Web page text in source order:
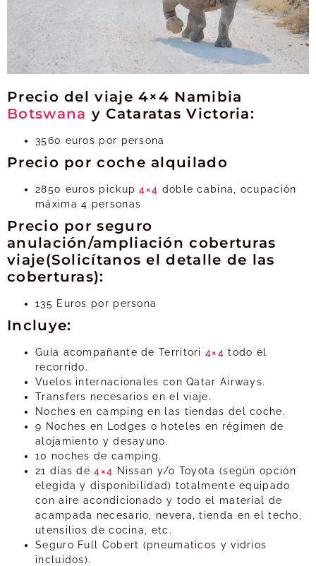
Precio del viaje 4×4 Namibia
Botswana y Cataratas Victoria:
3560 euros por persona
Precio por coche alquilado
2850 euros pickup4×4 doble cabina, ocupación
máxima 4 personas
Precio por seguro
anulación/ampliación coberturas
viaje(Solicítanos el detalle de las
coberturas):
135 Euros por persona
Incluye:
Guía acompañante de Territori 4×4 todo el
recorrido.
Vuelos internacionales con Qatar Airways.
Transfers necesarios en el viaje.
Noches en camping en las tiendas del coche.
9 Noches en Lodges o hoteles en régimen de
alojamiento y desayuno.
10 noches de camping.
21 días de4×4 Nissan y/o Toyota (según opción
elegida y disponibilidad) totalmente equipado
con aire acondicionado y todo el material de
acampada necesario, nevera, tienda en el techo,
utensilios de cocina, etc.
Seguro Full Cobert (pneumaticos y vidrios
incluidos).